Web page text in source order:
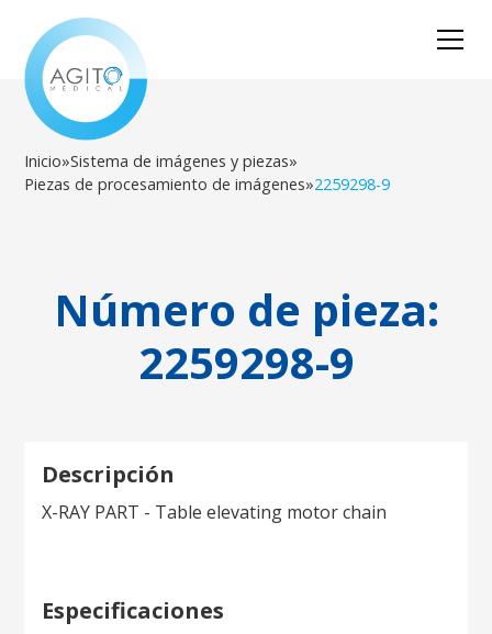
Inicio»Sistema de imágenes y piezas»
Piezas de procesamiento de imágenes»2259298-9
Número de pieza:
2259298-9
Descripción
X-RAY PART - Table elevating motor chain
Especificaciones